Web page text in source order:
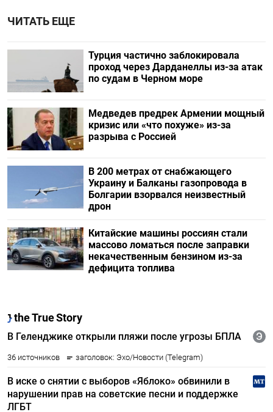
ЧИТАТЬ ЕЩЕ
Турция частично заблокировала
проход через Дарданеллы из-за атак
по судам в Черном море
Медведев предрек Армении мощный
кризис или «что похуже» из-за
разрыва с Россией
В 200 метрах от снабжающего
Украину и Балканы газопровода в
Болгарии взорвался неизвестный
дрон
Китайские машины россиян стали
массово ломаться после заправки
некачественным бензином из-за
дефицита топлива